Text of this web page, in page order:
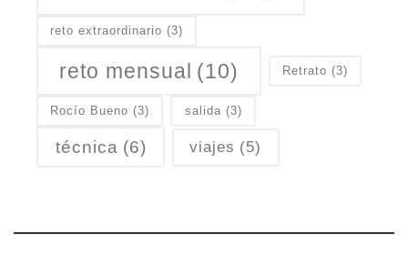
reto extraordinario (3)
reto mensual (10) Retrato (3)
Rocío Bueno (3) salida (3)
técnica (6) viajes (5)